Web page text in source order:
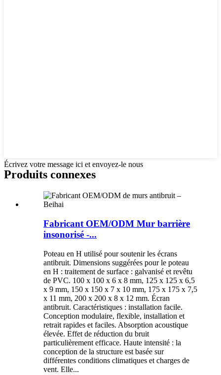
Écrivez votre message ici et envoyez-le nous
Produits connexes
Fabricant OEM/ODM Mur barrière
insonorisé -...
Poteau en H utilisé pour soutenir les écrans
antibruit. Dimensions suggérées pour le poteau
en H : traitement de surface : galvanisé et revêtu
de PVC. 100 x 100 x 6 x 8 mm, 125 x 125 x 6,5
x 9 mm, 150 x 150 x 7 x 10 mm, 175 x 175 x 7,5
x 11 mm, 200 x 200 x 8 x 12 mm. Écran
antibruit. Caractéristiques : installation facile.
Conception modulaire, flexible, installation et
retrait rapides et faciles. Absorption acoustique
élevée. Effet de réduction du bruit
particulièrement efficace. Haute intensité : la
conception de la structure est basée sur
différentes conditions climatiques et charges de
vent. Elle...